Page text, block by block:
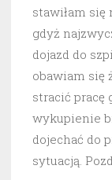
stawiłam
gdyż
dojazd do
obawiam się
stracić pracę
wykupienie
dojechać do
sytuacją.